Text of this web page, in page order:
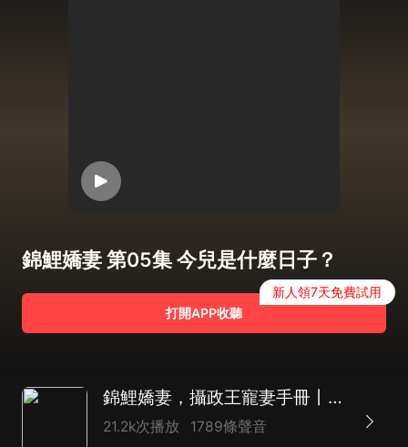
錦鯉嬌妻 第05集 今兒是什麼日子？
打開APP收聽
新人領7天免費試用
錦鯉嬌妻，攝政王寵妻手冊丨種田甜寵|權謀|團寵
21.2k次播放 1789條聲音